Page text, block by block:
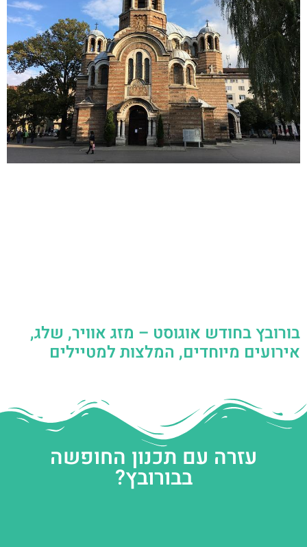
בורובץ בחודש אוגוסט – מזג אוויר, שלג,
אירועים מיוחדים, המלצות למטיילים
עזרה עם תכנון החופשה
בבורובץ?